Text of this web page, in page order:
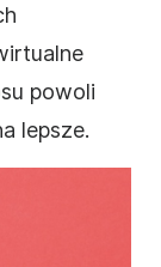
powoli
lepsze.